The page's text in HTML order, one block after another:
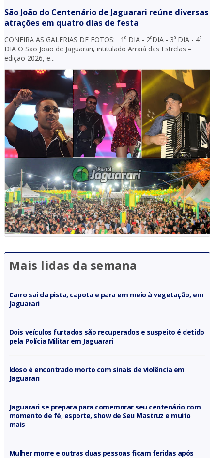
São João do Centenário de Jaguarari reúne diversas
atrações em quatro dias de festa
CONFIRA AS GALERIAS DE FOTOS: 1⁰ DIA - 2⁰DIA - 3⁰ DIA - 4⁰
DIA O São João de Jaguarari, intitulado Arraiá das Estrelas –
edição 2026, e...
Mais lidas da semana
Carro sai da pista, capota e para em meio à vegetação, em
Jaguarari
Dois veículos furtados são recuperados e suspeito é detido
pela Polícia Militar em Jaguarari
Idoso é encontrado morto com sinais de violência em
Jaguarari
Jaguarari se prepara para comemorar seu centenário com
momento de fé, esporte, show de Seu Mastruz e muito
mais
Mulher morre e outras duas pessoas ficam feridas após